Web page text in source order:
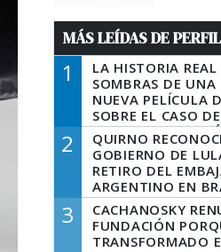
MÁS LEÍDAS DE PERFIL
1
LA HISTORIA
SOMBRAS DE UNA
NUEVA PELÍCULA
SOBRE EL CASO
QUE
MARIDO
2
QUIRNO
GOBIERNO DE
RETIRO DEL
ARGENTINO EN
3
CACHANOSKY
FUNDACIÓN
TRANSFORMADO